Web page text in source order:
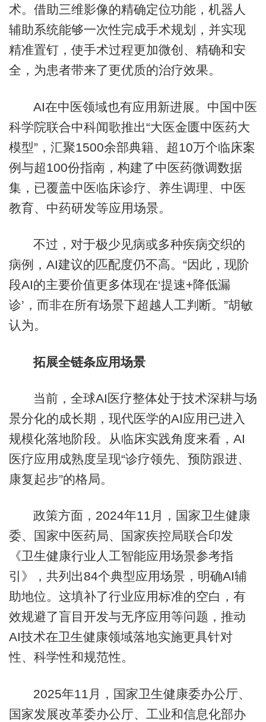
术。借助三维影像的精确定位功能，机器人
辅助系统能够一次性完成手术规划，并实现
精准置钉，使手术过程更加微创、精确和安
全，为患者带来了更优质的治疗效果。
AI在中医领域也有应用新进展。中国中医
科学院联合中科闻歌推出“大医金匮中医药大
模型”，汇聚1500余部典籍、超10万个临床案
例与超100份指南，构建了中医药微调数据
集，已覆盖中医临床诊疗、养生调理、中医
教育、中药研发等应用场景。
不过，对于极少见病或多种疾病交织的
病例，AI建议的匹配度仍不高。“因此，现阶
段AI的主要价值更多体现在‘提速+降低漏
诊’，而非在所有场景下超越人工判断。”胡敏
认为。
拓展全链条应用场景
当前，全球AI医疗整体处于技术深耕与场
景分化的成长期，现代医学的AI应用已进入
规模化落地阶段。从临床实践角度来看，AI
医疗应用成熟度呈现“诊疗领先、预防跟进、
康复起步”的格局。
政策方面，2024年11月，国家卫生健康
委、国家中医药局、国家疾控局联合印发
《卫生健康行业人工智能应用场景参考指
引》，共列出84个典型应用场景，明确AI辅
助地位。这填补了行业应用标准的空白，有
效规避了盲目开发与无序应用等问题，推动
AI技术在卫生健康领域落地实施更具针对
性、科学性和规范性。
2025年11月，国家卫生健康委办公厅、
国家发展改革委办公厅、工业和信息化部办